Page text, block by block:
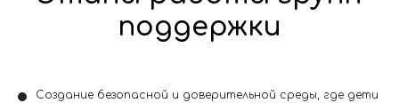
поддержки
Создание безопасной и доверительной среды, где дети